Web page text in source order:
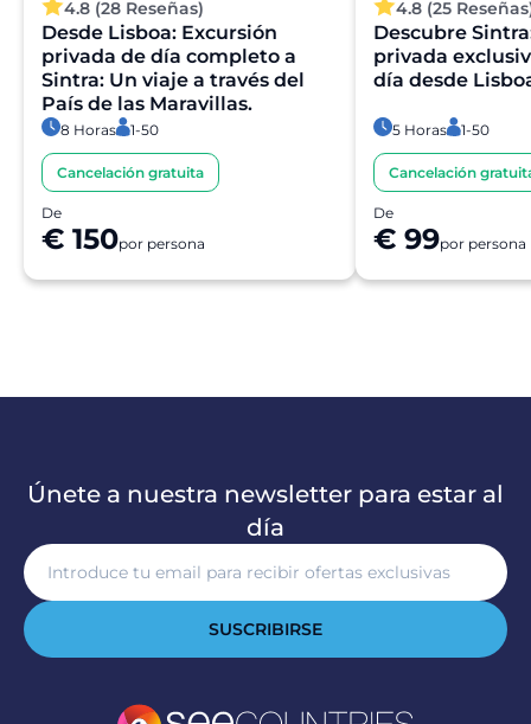
Sí, su reserva se procesa al instante. Nuestro colaborador
realiza una validación rápida para garantizar la
disponibilidad. En unos instantes, recibirá la confirmación
en su correo electrónico.
¿Es seguro realizar el pago?
Sí. Todos los pagos se procesan a través de sistemas
seguros y encriptados, lo que garantiza la total protección
de sus datos personales y financieros.
4.8 (28 Reseñas)
Desde Lisboa: Excursión
privada de día completo a
Sintra: Un viaje a través del
País de las Maravillas.
8 Horas 1-50
Cancelación gratuita
De
€ 150por persona
4.8 (25
Descubre
privada
día desde
5 Horas 1-50
Cancelación
De
€ 99por persona
Únete a nuestra newsletter para estar al
día
SUSCRIBIRSE